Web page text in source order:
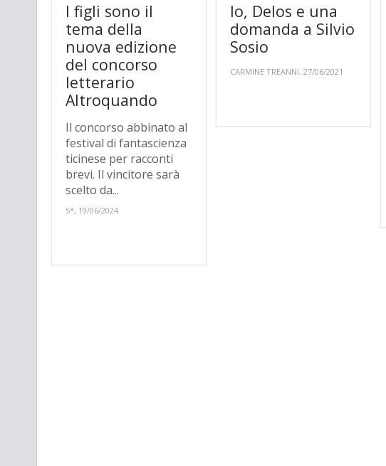
I figli sono il
tema della
nuova edizione
del concorso
letterario
Altroquando
Il concorso abbinato al
festival di fantascienza
ticinese per racconti
brevi. Il vincitore sarà
scelto da...
S*, 19/06/2024
Io, Delos e una
domanda a Silvio
Sosio
CARMINE TREANNI, 27/06/2021